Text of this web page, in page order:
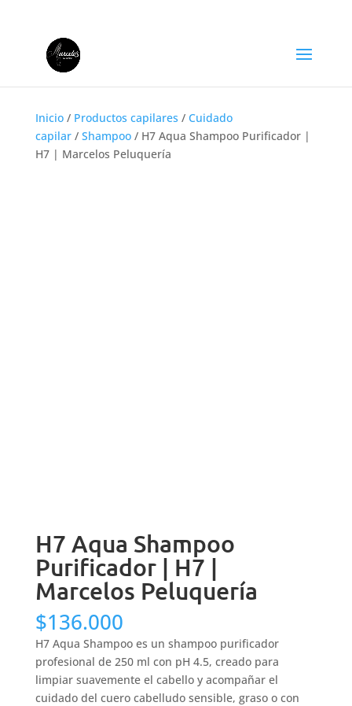
Inicio/ Productos capilares / Cuidado
capilar/ Shampoo/ H7 Aqua Shampoo Purificador |
H7 | Marcelos Peluquería
H7 Aqua Shampoo
Purificador | H7 |
Marcelos Peluquería
$136.000
H7 Aqua Shampoo es un shampoo purificador
profesional de 250 ml con pH 4.5, creado para
limpiar suavemente el cabello y acompañar el
cuidado del cuero cabelludo sensible, graso o con